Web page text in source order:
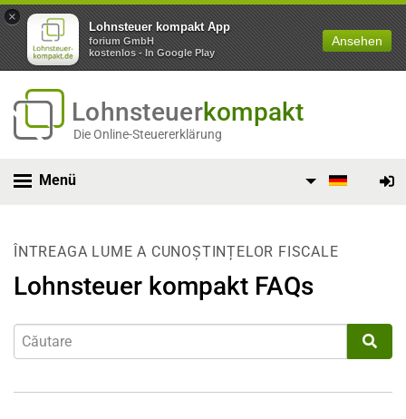
×
Lohnsteuer kompakt App
forium GmbH
kostenlos - In Google Play
Ansehen
Lohnsteuerkompakt
Die Online-Steuererklärung
Menü
ÎNTREAGA LUME A CUNOȘTINȚELOR FISCALE
Lohnsteuer kompakt FAQs